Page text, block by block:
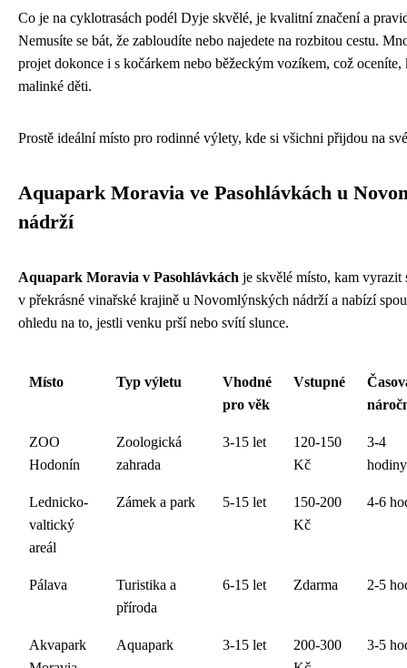
Co je na cyklotrasách podél Dyje skvělé, je kvalitní značení a
Nemusíte se bát, že zabloudíte nebo najedete na rozbitou cestu.
projet dokonce i s kočárkem nebo běžeckým vozíkem, což oceníte,
malinké děti.
Prostě ideální místo pro rodinné výlety, kde si všichni přijdou na
Aquapark Moravia ve Pasohlávkách u
nádrží
Aquapark Moravia v Pasohlávkách je skvělé místo, kam
v překrásné vinařské krajině u Novomlýnských nádrží a nabízí
ohledu na to, jestli venku prší nebo svítí slunce.
Místo Typ výletu
Vhodné
pro věk
Vstupné
ZOO
Hodonín
Zoologická
zahrada
3-15 let
120-150
Kč
3-4
hodiny
Lednicko-
valtický
areál
Zámek a park 5-15 let
150-200
Kč
4-6
Pálava
Turistika a
příroda
6-15 let Zdarma 2-5
Akvapark
Aquapark 3-15 let
200-300
3-5